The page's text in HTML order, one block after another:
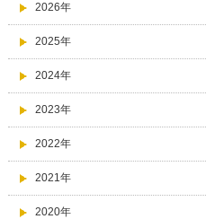
2026年
2025年
2024年
2023年
2022年
2021年
2020年